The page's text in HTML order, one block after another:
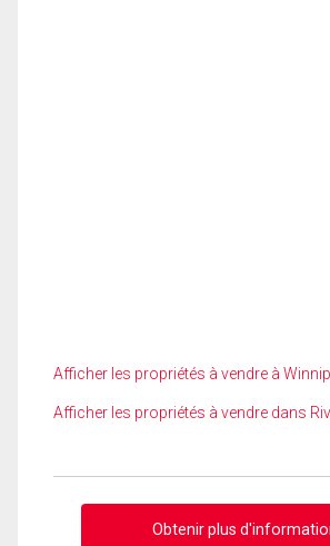
Afficher les propriétés à vendre à
Afficher les propriétés à vendre dans
Obtenir plus